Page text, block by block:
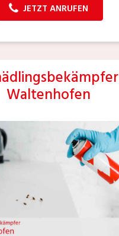
JETZT ANRUFEN
Waltenhofen